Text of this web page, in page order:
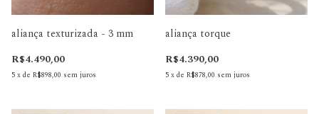
aliança texturizada - 3 mm
R$4.490,00
5xde R$898,00 sem juros
aliança torque
R$4.390,00
5xde R$878,00 sem juros